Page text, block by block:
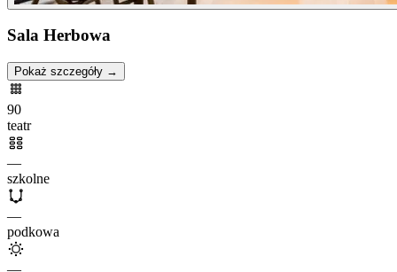
Sala Herbowa
Pokaż szczegóły →
90
teatr
—
szkolne
—
podkowa